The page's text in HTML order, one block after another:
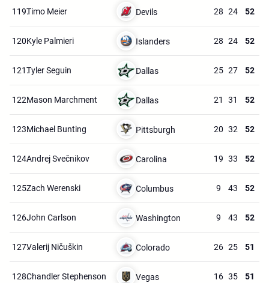
119.Timo Meier Devils 28 24 52
120.Kyle Palmieri Islanders 28 24 52
121.Tyler Seguin Dallas 25 27 52
122.Mason Marchment Dallas 21 31 52
123.Michael Bunting Pittsburgh 20 32 52
124.Andrej Svečnikov Carolina 19 33 52
125.Zach Werenski Columbus 9 43 52
126.John Carlson Washington 9 43 52
127.Valerij Ničuškin Colorado 26 25 51
128.Chandler Stephenson Vegas 16 35 51